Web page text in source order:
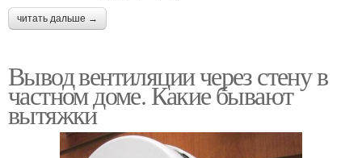
читать дальше →
Вывод вентиляции через стену в
частном доме. Какие бывают
вытяжки